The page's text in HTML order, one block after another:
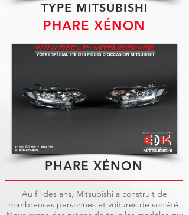
TYPE MITSUBISHI
PHARE XÉNON
PHARE XÉNON
Au fil des ans, Mitsubishi a construit de
nombreuses personnes et voitures de société.